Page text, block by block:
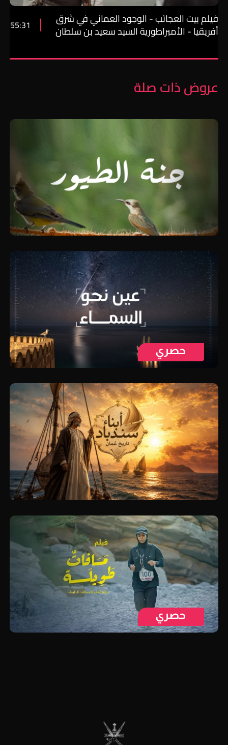
فيلم بيت العجائب - الوجود العماني في شرق
أفريقيا - الأمبراطورية السيد سعيد بن سلطان 55:31
عروض ذات صلة